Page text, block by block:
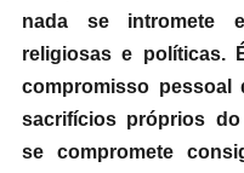
nada se intromete
religiosas e políticas.
compromisso pessoal
sacrifícios próprios
se compromete